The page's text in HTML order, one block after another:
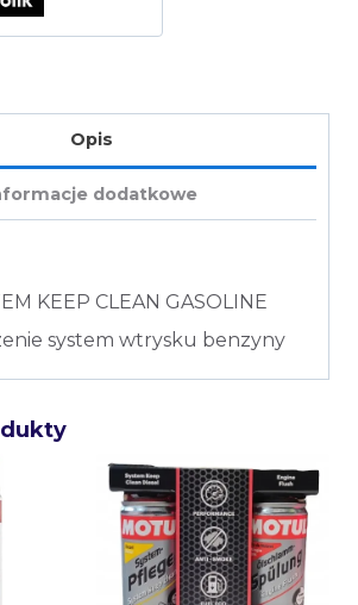
Opis
dodatkowe
KEEP CLEAN GASOLINE
system wtrysku benzyny